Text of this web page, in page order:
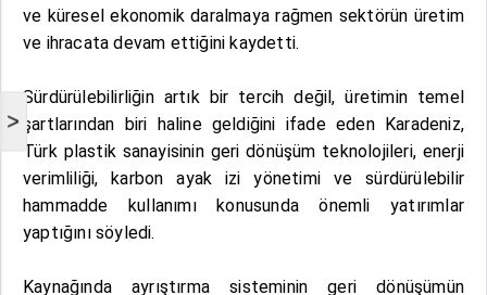
>
ve küresel ekonomik daralmaya rağmen sektörün üretim
ve ihracata devam ettiğini kaydetti.
Sürdürülebilirliğin artık bir tercih değil, üretimin temel
şartlarından biri haline geldiğini ifade eden Karadeniz,
Türk plastik sanayisinin geri dönüşüm teknolojileri, enerji
verimliliği, karbon ayak izi yönetimi ve sürdürülebilir
hammadde kullanımı konusunda önemli yatırımlar
yaptığını söyledi.
Kaynağında ayrıştırma sisteminin geri dönüşümün